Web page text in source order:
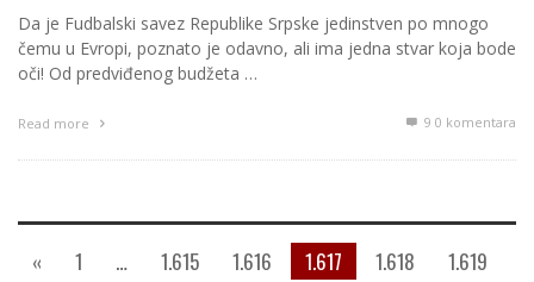
Da je Fudbalski savez Republike Srpske jedinstven po mnogo
čemu u Evropi, poznato je odavno, ali ima jedna stvar koja bode
oči! Od predviđenog budžeta …
Read more 9 0 komentara
« 1 … 1.615 1.616 1.617 1.618
1.619